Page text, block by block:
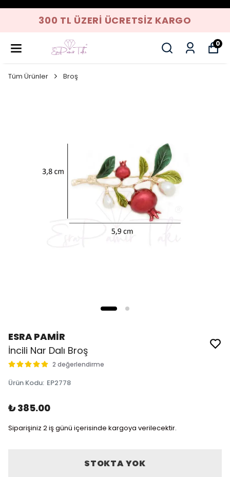
300 TL ÜZERI ÜCRETSIZ KARGO
0
Tüm Ürünler Broş
ESRA PAMİR
İncili Nar Dalı Broş
2 değerlendirme
Ürün Kodu: EP2778
₺ 385.00
Siparişiniz 2 iş günü içerisinde kargoya verilecektir.
STOKTA YOK